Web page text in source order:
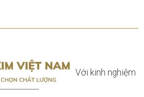
Với kinh nghiệm